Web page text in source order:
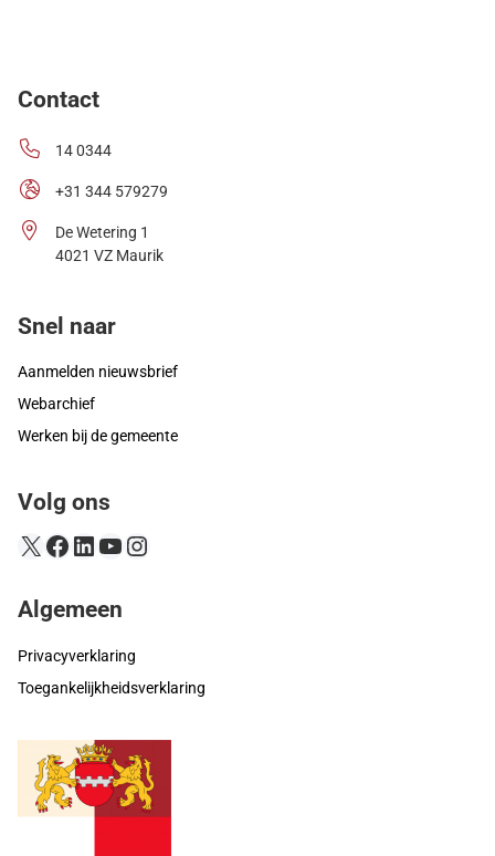
Contact
14 0344
+31 344 579279
De Wetering 1
4021 VZ Maurik
Snel naar
Aanmelden nieuwsbrief
Webarchief
Werken bij de gemeente
Volg ons
X Facebook
LinkedIn
YouTube
Instagram
Algemeen
Privacyverklaring
Toegankelijkheidsverklaring